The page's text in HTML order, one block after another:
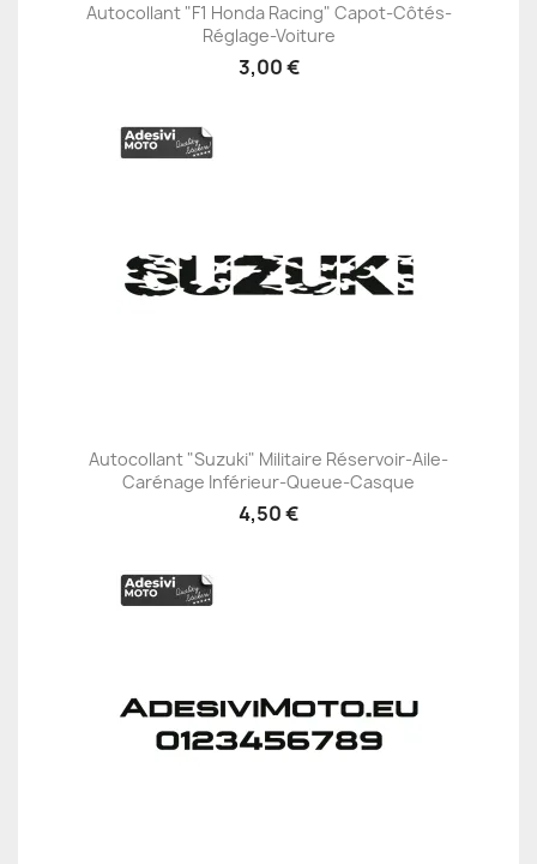
Autocollant "F1 Honda Racing" Capot-Côtés-
Réglage-Voiture
3,00 €
Autocollant "Suzuki" Militaire Réservoir-Aile-
Carénage Inférieur-Queue-Casque
4,50 €